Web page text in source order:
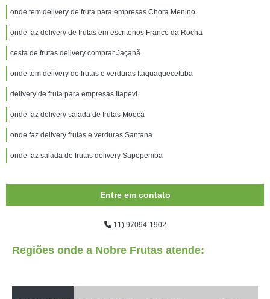
onde tem delivery de fruta para empresas Chora Menino
onde faz delivery de frutas em escritorios Franco da Rocha
cesta de frutas delivery comprar Jaçanã
onde tem delivery de frutas e verduras Itaquaquecetuba
delivery de fruta para empresas Itapevi
onde faz delivery salada de frutas Mooca
onde faz delivery frutas e verduras Santana
onde faz salada de frutas delivery Sapopemba
Entre em contato
11) 97094-1902
Regiões onde a Nobre Frutas atende: